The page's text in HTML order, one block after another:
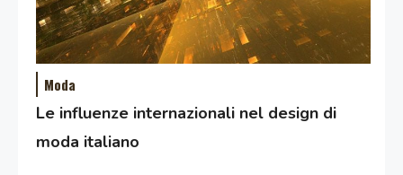
Moda
Le influenze internazionali nel design di
moda italiano